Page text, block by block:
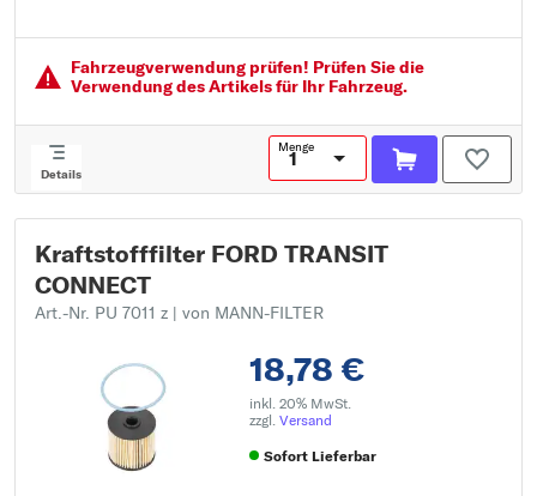
Auslass-Ø [mm]: 10
Fahrzeugver­wendung prüfen! Prüfen Sie die
Verwendung des Artikels für Ihr Fahrzeug.
Details
Menge
Kraftstofffilter FORD TRANSIT
CONNECT
Art.-Nr. PU 7011 z | von MANN-FILTER
18,78 €
inkl. 20% MwSt.
zzgl. Versand
Sofort Lieferbar